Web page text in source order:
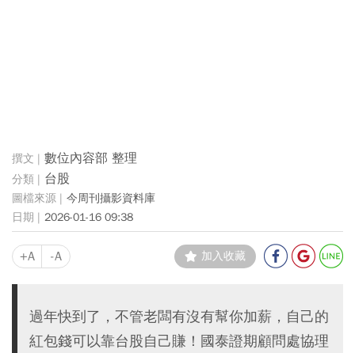
數位內容部 整理
台股
今周刊攝影資料庫
2026-01-16 09:38
+A -A 加入收藏
過年快到了，不管老闆有沒有幫你加薪，自己的
紅包錢可以靠台股自己賺！國泰證期顧問處協理